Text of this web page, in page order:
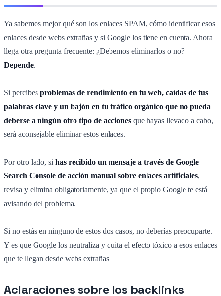
Ya sabemos mejor qué son los enlaces SPAM, cómo identificar esos
enlaces desde webs extrañas y si Google los tiene en cuenta. Ahora
llega otra pregunta frecuente: ¿Debemos eliminarlos o no?
Depende.
Si percibes problemas de rendimiento en tu web, caídas de tus
palabras clave y un bajón en tu tráfico orgánico que no pueda
deberse a ningún otro tipo de acciones que hayas llevado a cabo,
será aconsejable eliminar estos enlaces.
Por otro lado, si has recibido un mensaje a través de Google
Search Console de acción manual sobre enlaces artificiales,
revisa y elimina obligatoriamente, ya que el propio Google te está
avisando del problema.
Si no estás en ninguno de estos dos casos, no deberías preocuparte.
Y es que Google los neutraliza y quita el efecto tóxico a esos enlaces
que te llegan desde webs extrañas.
Aclaraciones sobre los backlinks